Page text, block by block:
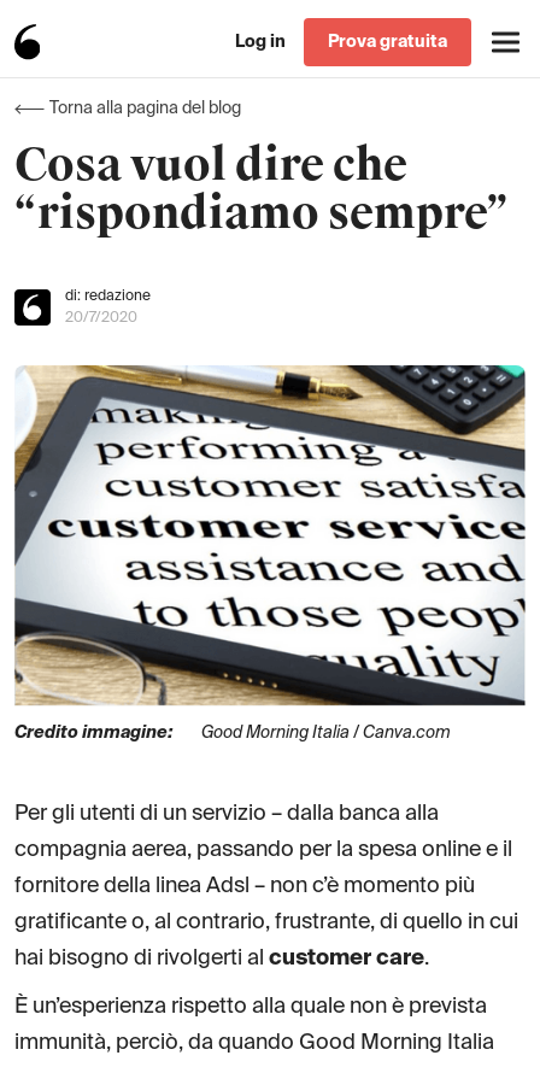
Log in Prova gratuita
Torna alla pagina del blog
Cosa vuol dire che
“rispondiamo sempre”
di: redazione
20/7/2020
Credito immagine: Good Morning Italia / Canva.com
Per gli utenti di un servizio – dalla banca alla
compagnia aerea, passando per la spesa online e il
fornitore della linea Adsl – non c’è momento più
gratificante o, al contrario, frustrante, di quello in cui
hai bisogno di rivolgerti al customer care.
È un’esperienza rispetto alla quale non è prevista
immunità, perciò, da quando Good Morning Italia